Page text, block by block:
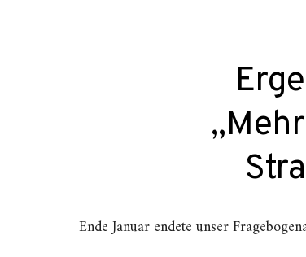
Ende Januar endete unser